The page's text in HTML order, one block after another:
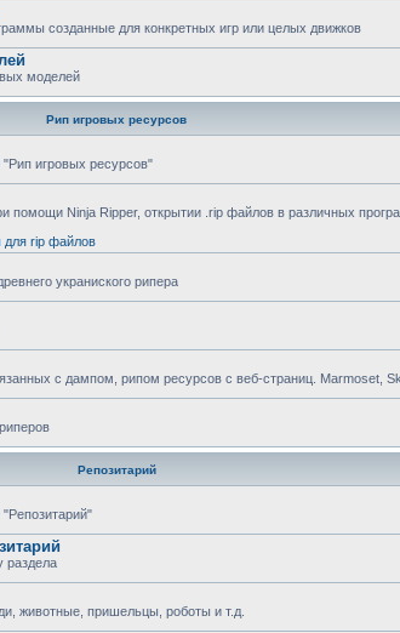
созданные для конкретных игр или целых движков
моделей
Рип игровых ресурсов
"Рип игровых ресурсов"
помощи Ninja Ripper, открытии .rip файлов в различных
для rip файлов
украниского рипера
с дампом, рипом ресурсов с веб-страниц. Marmoset,
Репозитарий
"Репозитарий"
раздела
животные, пришельцы, роботы и т.д.